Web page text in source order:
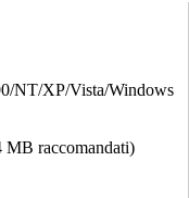
NT/XP/Vista/Windows
MB raccomandati)